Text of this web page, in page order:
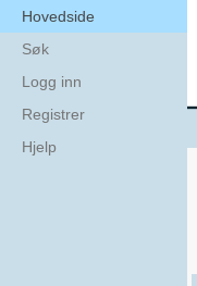
Hovedside
Søk
Logg inn
Registrer
Hjelp